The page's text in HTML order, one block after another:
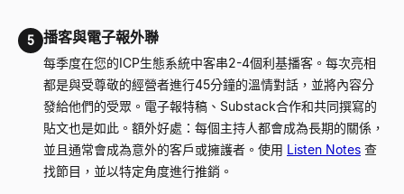
5 播客與電子報外聯
每季度在您的ICP生態系統中客串2-4個利基播客。每次亮相
都是與受尊敬的經營者進行45分鐘的溫情對話，並將內容分
發給他們的受眾。電子報特稿、Substack合作和共同撰寫的
貼文也是如此。額外好處：每個主持人都會成為長期的關係，
並且通常會成為意外的客戶或擁護者。使用 Listen Notes 查
找節目，並以特定角度進行推銷。